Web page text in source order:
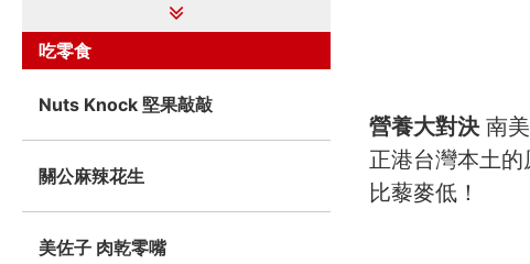
營養大對決 南
正港台灣本土
比藜麥低！
吃零食
Nuts Knock 堅果敲敲
關公麻辣花生
美佐子 肉乾零嘴